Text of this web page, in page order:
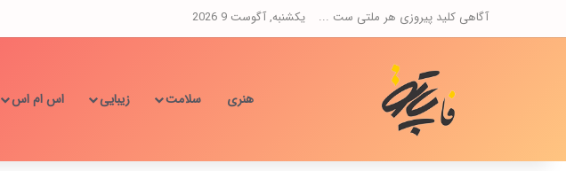
آگاهی کلید پیروزی هر ملتی ست ... یکشنبه, آگوست 9 2026
هنری سلامت زیبایی اس ام اس